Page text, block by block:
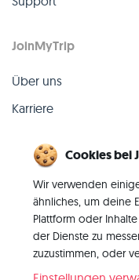
JoinMyTrip
Über uns
Karriere
Blog
Kontakt
Cookies bei
Wir verwenden
ähnliches, um deine
Plattform oder
der Dienste zu
zuzustimmen, oder